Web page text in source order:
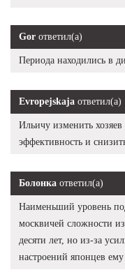
Gor ответил(а)
Периода находились в
Evropejskaja ответил(а)
Ильичу изменить
эффективность и
Болонка ответил(а)
Наименьший уровень
москвичей сложности
десяти лет, но из-за
настроений японцев